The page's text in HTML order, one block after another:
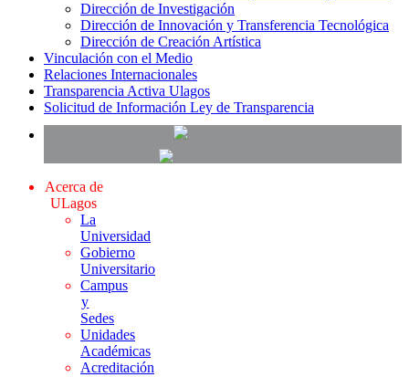
Dirección de Investigación
Dirección de Innovación y Transferencia Tecnológica
Dirección de Creación Artística
Vinculación con el Medio
Relaciones Internacionales
Transparencia Activa Ulagos
Solicitud de Información Ley de Transparencia
Acerca de
ULagos
La
Universidad
Gobierno
Universitario
Campus
y
Sedes
Unidades
Académicas
Acreditación